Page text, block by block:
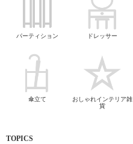
パーティション ドレッサー
傘立て
おしゃれインテリア雑
貨